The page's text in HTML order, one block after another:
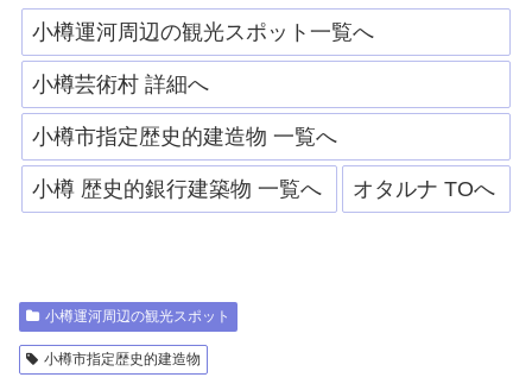
小樽運河周辺の観光スポット一覧へ
小樽芸術村 詳細へ
小樽市指定歴史的建造物 一覧へ
小樽 歴史的銀行建築物 一覧へ オタルナ TOへ
小樽運河周辺の観光スポット
小樽市指定歴史的建造物